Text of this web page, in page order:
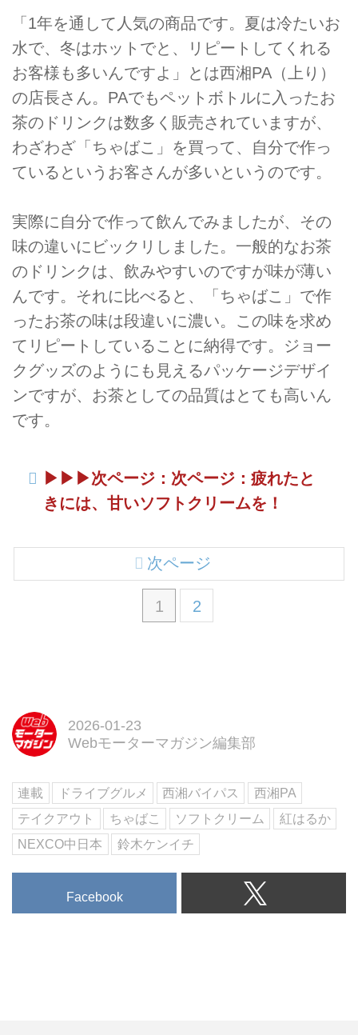
「1年を通して人気の商品です。夏は冷たいお
水で、冬はホットでと、リピートしてくれる
お客様も多いんですよ」とは西湘PA（上り）
の店長さん。PAでもペットボトルに入ったお
茶のドリンクは数多く販売されていますが、
わざわざ「ちゃばこ」を買って、自分で作っ
ているというお客さんが多いというのです。
実際に自分で作って飲んでみましたが、その
味の違いにビックリしました。一般的なお茶
のドリンクは、飲みやすいのですが味が薄い
んです。それに比べると、「ちゃばこ」で作
ったお茶の味は段違いに濃い。この味を求め
てリピートしていることに納得です。ジョー
クグッズのようにも見えるパッケージデザイ
ンですが、お茶としての品質はとても高いん
です。
▶︎▶︎▶︎次ページ：次ページ：疲れたと
きには、甘いソフトクリームを！
1 2
次ページ
2026-01-23
Webモーターマガジン編集部
連載 ドライブグルメ 西湘バイパス
西湘PA
テイクアウト
ちゃばこ ソフトクリーム
紅はるか
NEXCO中日本
鈴木ケンイチ
Facebook